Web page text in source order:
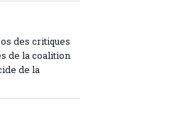
des critiques
de la coalition
de la